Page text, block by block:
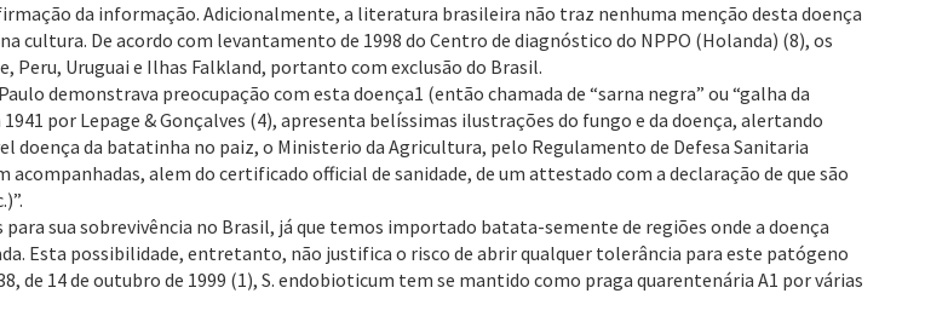
da informação. Adicionalmente, a literatura brasileira não traz nenhuma menção desta doença
De acordo com levantamento de 1998 do Centro de diagnóstico do NPPO (Holanda) (8), os
Peru, Uruguai e Ilhas Falkland, portanto com exclusão do Brasil.
demonstrava preocupação com esta doença1 (então chamada de “sarna negra” ou “galha da
por Lepage & Gonçalves (4), apresenta belíssimas ilustrações do fungo e da doença, alertando
doença da batatinha no paiz, o Ministerio da Agricultura, pelo Regulamento de Defesa Sanitaria
alem do certificado official de sanidade, de um attestado com a declaração de que são
sua sobrevivência no Brasil, já que temos importado batata-semente de regiões onde a doença
Esta possibilidade, entretanto, não justifica o risco de abrir qualquer tolerância para este patógeno
de 14 de outubro de 1999 (1), S. endobioticum tem se mantido como praga quarentenária A1 por várias